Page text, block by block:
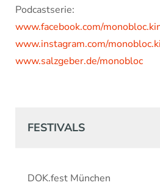
Podcastserie:
www.facebook.com/
www.instagram.com/
www.salzgeber.de/monobloc
FESTIVALS
DOK.fest München